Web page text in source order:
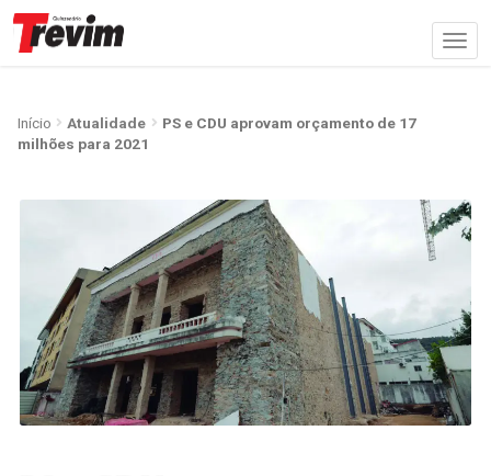
Início Atualidade
PS e CDU aprovam orçamento de 17
milhões para 2021